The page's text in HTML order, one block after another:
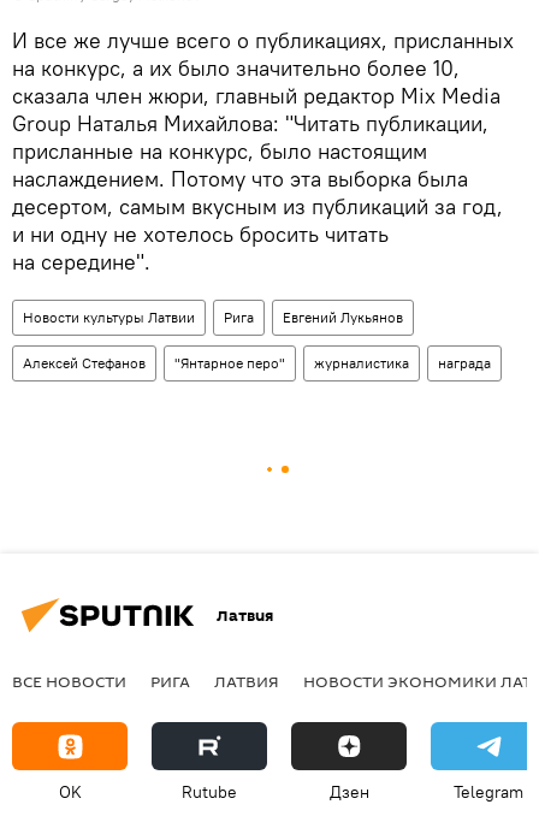
И все же лучше всего о публикациях, присланных
на конкурс, а их было значительно более 10,
сказала член жюри, главный редактор Mix Media
Group Наталья Михайлова: "Читать публикации,
присланные на конкурс, было настоящим
наслаждением. Потому что эта выборка была
десертом, самым вкусным из публикаций за год,
и ни одну не хотелось бросить читать
на середине".
Новости культуры Латвии Рига Евгений Лукьянов
Алексей Стефанов "Янтарное перо" журналистика награда
Латвия
ВСЕ НОВОСТИ РИГА ЛАТВИЯ НОВОСТИ ЭКОНОМИКИ
OK Rutube Дзен Telegram